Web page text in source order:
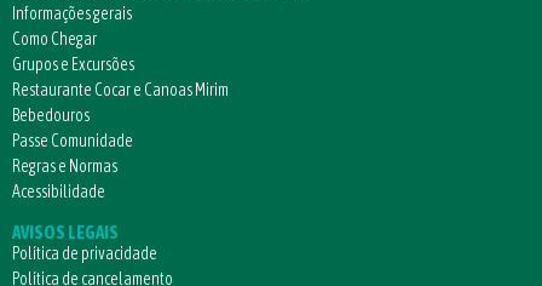
Informações gerais
Como Chegar
Grupos e Excursões
Restaurante Cocar e Canoas Mirim
Bebedouros
Passe Comunidade
Regras e Normas
Acessibilidade
AVISOS LEGAIS
Política de privacidade
Política de cancelamento